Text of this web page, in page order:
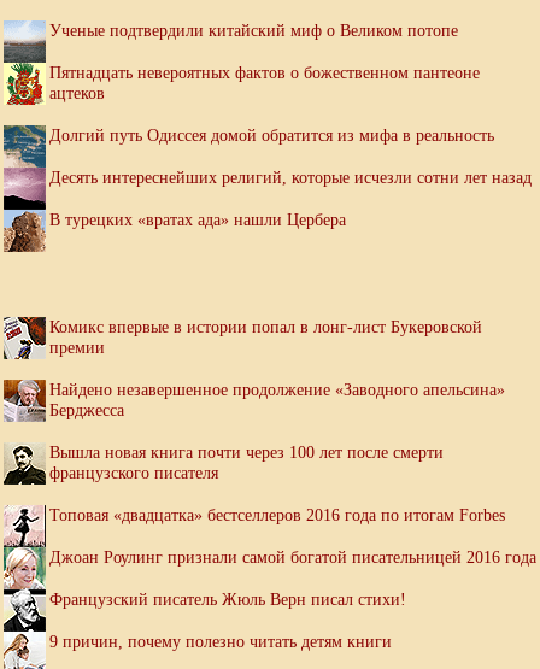
Ученые подтвердили китайский миф о Великом потопе
Пятнадцать невероятных фактов о божественном пантеоне
ацтеков
Долгий путь Одиссея домой обратится из мифа в реальность
Десять интереснейших религий, которые исчезли сотни лет назад
В турецких «вратах ада» нашли Цербера
Комикс впервые в истории попал в лонг-лист Букеровской
премии
Найдено незавершенное продолжение «Заводного апельсина»
Берджесса
Вышла новая книга почти через 100 лет после смерти
французского писателя
Топовая «двадцатка» бестселлеров 2016 года по итогам Forbes
Джоан Роулинг признали самой богатой писательницей 2016 года
Французский писатель Жюль Верн писал стихи!
9 причин, почему полезно читать детям книги